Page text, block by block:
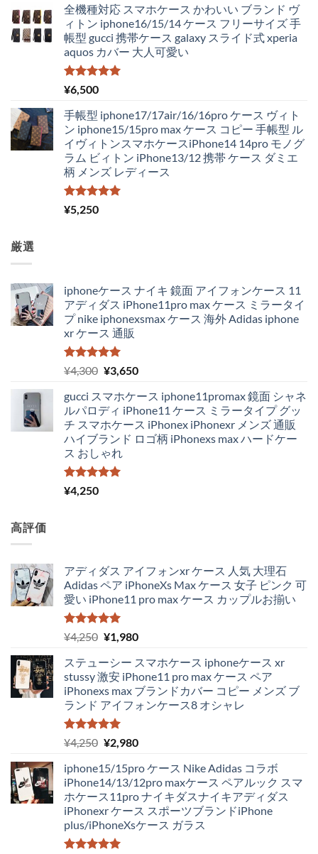
全機種対応 スマホケース かわいい ブランド ヴ
ィトン iphone16/15/14 ケース フリーサイズ 手
帳型 gucci 携帯ケース galaxy スライド式 xperia
aquos カバー 大人可愛い
5段階中
5.00
¥6,500
手帳型 iphone17/17air/16/16pro ケース ヴィト
ン iphone15/15pro max ケース コピー 手帳型 ル
イヴィトンスマホケースiPhone14 14pro モノグ
ラム ビィトン iPhone13/12 携帯 ケース ダミエ
柄 メンズ レディース
5段階中
5.00
¥5,250
厳選
iphoneケース ナイキ 鏡面 アイフォンケース 11
アディダス iPhone11pro max ケース ミラータイ
プ nike iphonexsmax ケース 海外 Adidas iphone
xr ケース 通販
5段階中
5.00
の評価
¥4,300 元
価
格
は
¥4,300
で
し
¥3,650現
の
価
格
は
gucci スマホケース iphone11promax 鏡面 シャネ
ルパロディ iPhone11 ケース ミラータイプ グッ
チ スマホケース iPhonex iPhonexr メンズ 通販
ハイブランド ロゴ柄 iPhonexs max ハードケー
ス おしゃれ
5段階中
5.00
¥4,250
高評価
アディダス アイフォンxr ケース 人気 大理石
Adidas ペア iPhoneXs Max ケース 女子 ピンク 可
愛い iPhone11 pro max ケース カップルお揃い
5段階中
5.00
の評価
¥4,250 元
価
格
は
¥4,250
で
し
¥1,980現
の
価
格
は
で
ステューシー スマホケース iphoneケース xr
stussy 激安 iPhone11 pro max ケース ペア
iPhonexs max ブランドカバー コピー メンズ ブ
ランド アイフォンケース8 オシャレ
5段階中
5.00
の評価
¥4,250 元
価
格
は
¥4,250
で
し
¥2,980現
の
価
格
は
¥2,980
iphone15/15pro ケース Nike Adidas コラボ
iPhone14/13/12pro maxケース ペアルック スマ
ホケース11pro ナイキダスナイキアディダス
iPhonexr ケース スポーツブランドiPhone
plus/iPhoneXsケース ガラス